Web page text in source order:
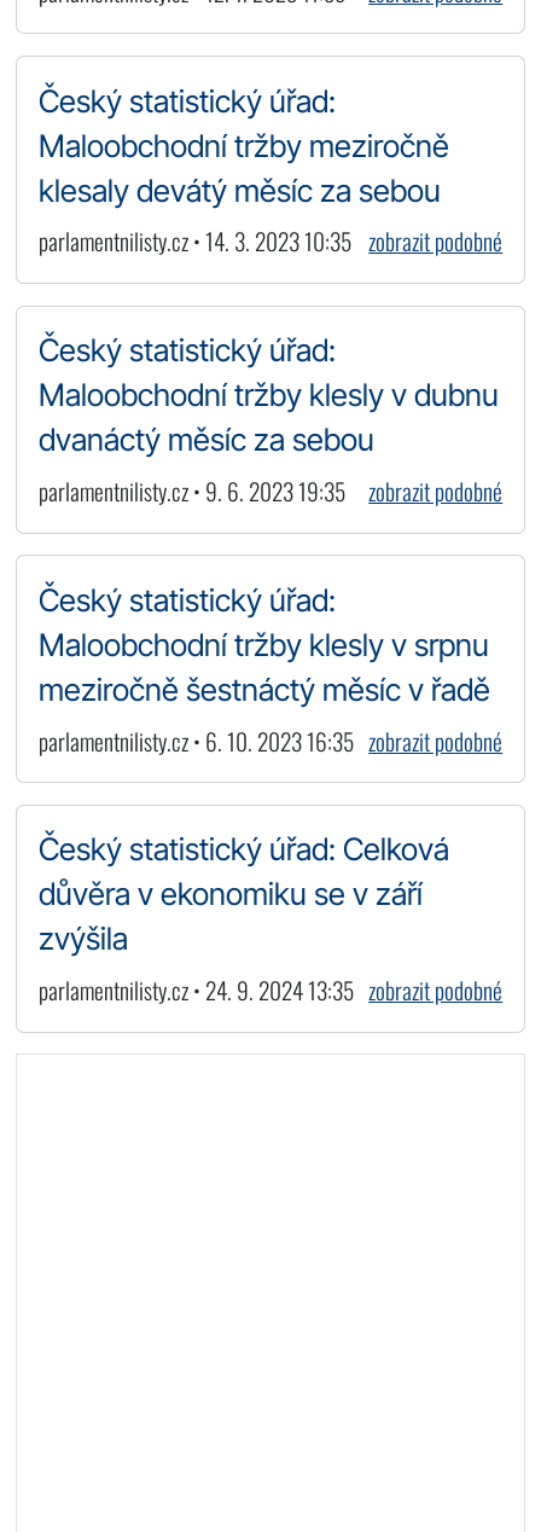
Český statistický úřad:
Maloobchodní tržby meziročně
klesaly devátý měsíc za sebou
parlamentnilisty.cz • 14. 3. 2023 10:35 zobrazit podobné
Český statistický úřad:
Maloobchodní tržby klesly v dubnu
dvanáctý měsíc za sebou
parlamentnilisty.cz • 9. 6. 2023 19:35 zobrazit podobné
Český statistický úřad:
Maloobchodní tržby klesly v srpnu
meziročně šestnáctý měsíc v řadě
parlamentnilisty.cz • 6. 10. 2023 16:35 zobrazit podobné
Český statistický úřad: Celková
důvěra v ekonomiku se v září
zvýšila
parlamentnilisty.cz • 24. 9. 2024 13:35 zobrazit podobné